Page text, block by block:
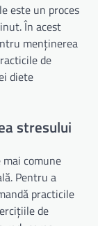
este un proces
În acest
menținerea
de
diete
stresului
comune
Pentru a
practicile
de